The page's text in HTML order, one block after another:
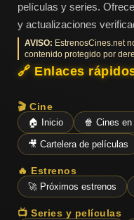
películas y series.
y actualizaciones
AVISO: EstrenosCines.net
contenido protegido por
🔗 Enlaces
🎬 Cine
🏠 Inicio 🍿 Cines
🎥 Cartelera de películas
🔥 Estrenos
🚀 Próximos estrenos
📺 Series y películas